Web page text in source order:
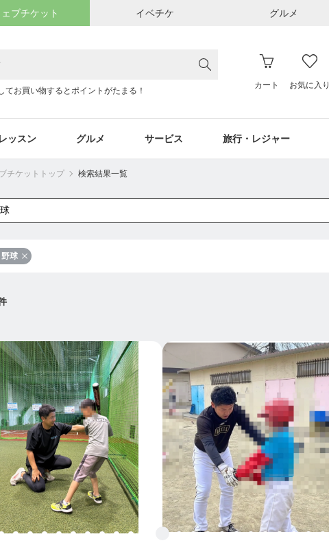
ブチケット イベチケ グルメ
てお買い物するとポイントがたまる！
カート お気に入り
ッスン グルメ サービス 旅行・レジャー
チケットトップ 検索結果一覧
野球